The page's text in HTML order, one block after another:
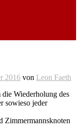
2016 von Leon Faeth
Wiederholung des
sowieso jeder
Zimmermannsknoten